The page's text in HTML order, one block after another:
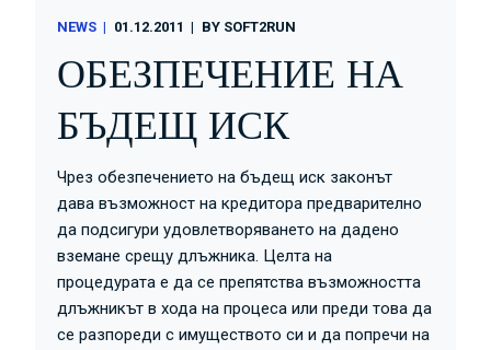
NEWS 01.12.2011 BY SOFT2RUN
ОБЕЗПЕЧЕНИЕ НА
БЪДЕЩ ИСК
Чрез обезпечението на бъдещ иск законът
дава възможност на кредитора предварително
да подсигури удовлетворяването на дадено
вземане срещу длъжника. Целта на
процедурата е да се препятства възможността
длъжникът в хода на процеса или преди това да
се разпореди с имуществото си и да попречи на